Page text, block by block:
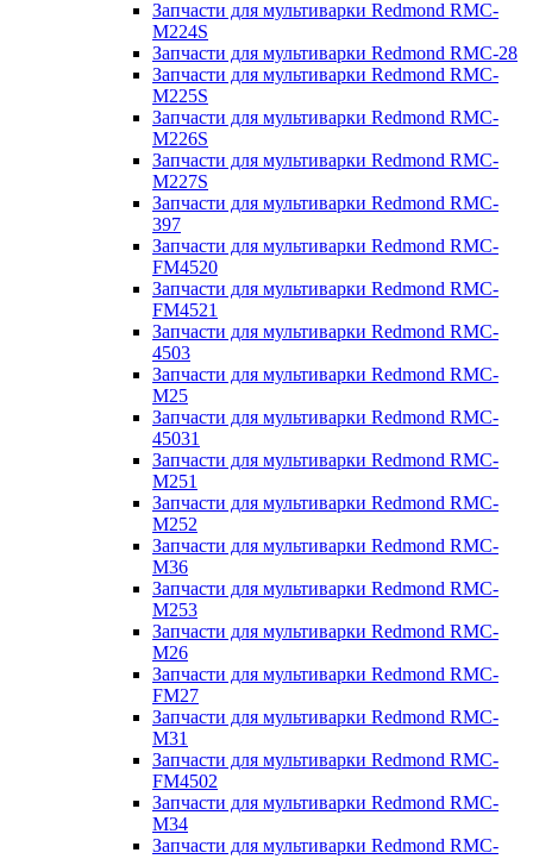
Запчасти для мультиварки Redmond RMC-
M224S
Запчасти для мультиварки Redmond RMC-28
Запчасти для мультиварки Redmond RMC-
M225S
Запчасти для мультиварки Redmond RMC-
M226S
Запчасти для мультиварки Redmond RMC-
M227S
Запчасти для мультиварки Redmond RMC-
397
Запчасти для мультиварки Redmond RMC-
FM4520
Запчасти для мультиварки Redmond RMC-
FM4521
Запчасти для мультиварки Redmond RMC-
4503
Запчасти для мультиварки Redmond RMC-
M25
Запчасти для мультиварки Redmond RMC-
45031
Запчасти для мультиварки Redmond RMC-
M251
Запчасти для мультиварки Redmond RMC-
M252
Запчасти для мультиварки Redmond RMC-
M36
Запчасти для мультиварки Redmond RMC-
M253
Запчасти для мультиварки Redmond RMC-
M26
Запчасти для мультиварки Redmond RMC-
FM27
Запчасти для мультиварки Redmond RMC-
M31
Запчасти для мультиварки Redmond RMC-
FM4502
Запчасти для мультиварки Redmond RMC-
M34
Запчасти для мультиварки Redmond RMC-